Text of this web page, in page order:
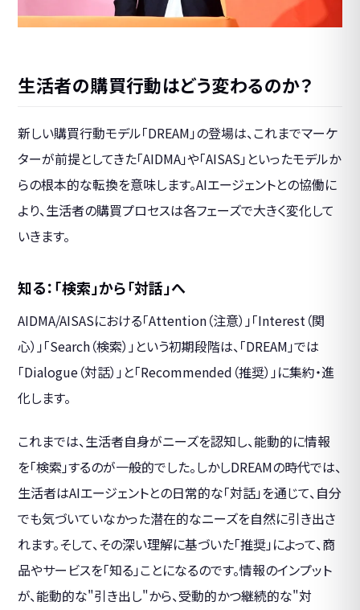
生活者の購買行動はどう変わるのか？
新しい購買行動モデル「DREAM」の登場は、これまでマーケ
ターが前提としてきた「AIDMA」や「AISAS」といったモデルか
らの根本的な転換を意味します。AIエージェントとの協働に
より、生活者の購買プロセスは各フェーズで大きく変化して
いきます。
知る：「検索」から「対話」へ
AIDMA/AISASにおける「Attention（注意）」「Interest（関
心）」「Search（検索）」という初期段階は、「DREAM」では
「Dialogue（対話）」と「Recommended（推奨）」に集約・進
化します。
これまでは、生活者自身がニーズを認知し、能動的に情報
を「検索」するのが一般的でした。しかしDREAMの時代では、
生活者はAIエージェントとの日常的な「対話」を通じて、自分
でも気づいていなかった潜在的なニーズを自然に引き出さ
れます。そして、その深い理解に基づいた「推奨」によって、商
品やサービスを「知る」ことになるのです。情報のインプット
が、能動的な"引き出し"から、受動的かつ継続的な"対